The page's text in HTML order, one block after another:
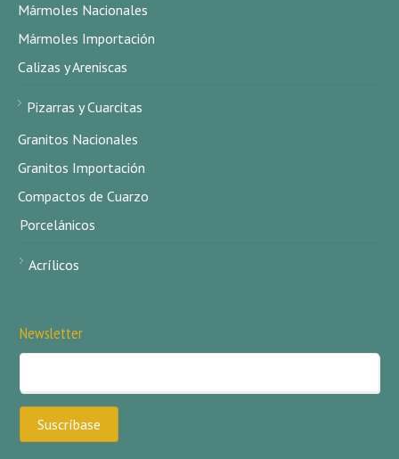
Mármoles Nacionales
Mármoles Importación
Calizas y Areniscas
Pizarras y Cuarcitas
Granitos Nacionales
Granitos Importación
Compactos de Cuarzo
Porcelánicos
Acrílicos
Newsletter